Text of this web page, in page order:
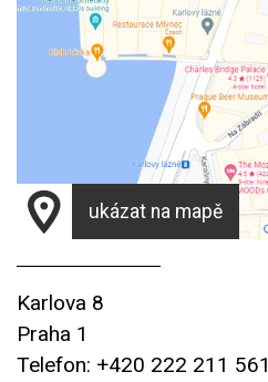
ukázat na mapě
Karlova 8
Praha 1
Telefon: +420 222 211 561